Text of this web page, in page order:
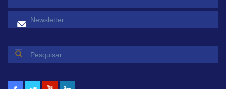
Formulário de pesquisa